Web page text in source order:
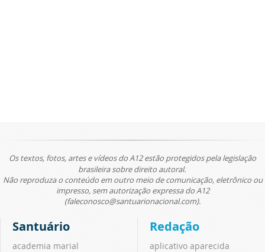
Os textos, fotos, artes e vídeos do A12 estão protegidos pela legislação
brasileira sobre direito autoral.
Não reproduza o conteúdo em outro meio de comunicação, eletrônico ou
impresso, sem autorização expressa do A12
(faleconosco@santuarionacional.com).
Santuário
academia marial
Redação
aplicativo aparecida